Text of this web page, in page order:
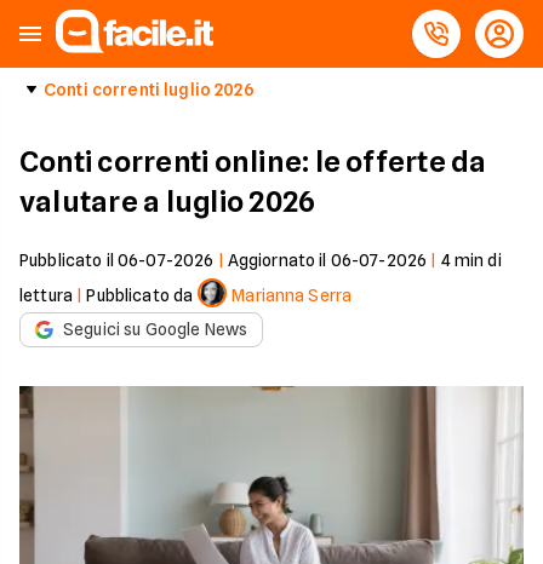
Conti correnti luglio 2026
Conti correnti online: le offerte da
valutare a luglio 2026
Pubblicato il 06-07-2026 Aggiornato il 06-07-2026 4min di
lettura |Pubblicato da
Marianna Serra
Seguici su Google News